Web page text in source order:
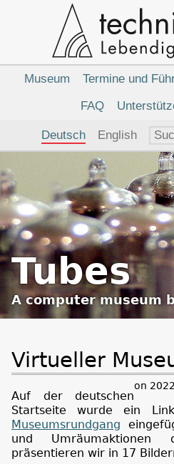
Tubes
Acomputer museum
Virtueller
on
Auf der deutschen
Startseite wurde ein
Museumsrundgang
und Umräumaktionen
präsentieren wir in 17
Hauptnavigation
Museum Termine und
FAQ
Sprachauswahl
Deutsch English